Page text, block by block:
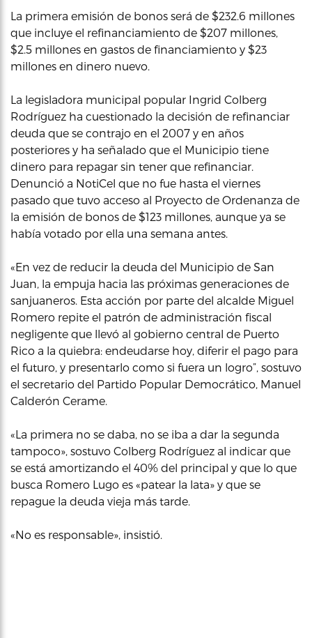
La primera emisión de bonos será de $232.6 millones
que incluye el refinanciamiento de $207 millones,
$2.5 millones en gastos de financiamiento y $23
millones en dinero nuevo.
La legisladora municipal popular Ingrid Colberg
Rodríguez ha cuestionado la decisión de refinanciar
deuda que se contrajo en el 2007 y en años
posteriores y ha señalado que el Municipio tiene
dinero para repagar sin tener que refinanciar.
Denunció a NotiCel que no fue hasta el viernes
pasado que tuvo acceso al Proyecto de Ordenanza de
la emisión de bonos de $123 millones, aunque ya se
había votado por ella una semana antes.
«En vez de reducir la deuda del Municipio de San
Juan, la empuja hacia las próximas generaciones de
sanjuaneros. Esta acción por parte del alcalde Miguel
Romero repite el patrón de administración fiscal
negligente que llevó al gobierno central de Puerto
Rico a la quiebra: endeudarse hoy, diferir el pago para
el futuro, y presentarlo como si fuera un logro”, sostuvo
el secretario del Partido Popular Democrático, Manuel
Calderón Cerame.
«La primera no se daba, no se iba a dar la segunda
tampoco», sostuvo Colberg Rodríguez al indicar que
se está amortizando el 40% del principal y que lo que
busca Romero Lugo es «patear la lata» y que se
repague la deuda vieja más tarde.
«No es responsable», insistió.